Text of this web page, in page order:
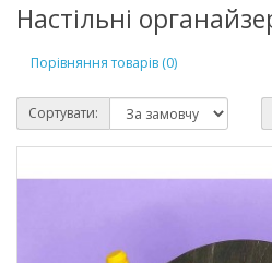
Настільні
Порівняння товарів (0)
Сортувати: